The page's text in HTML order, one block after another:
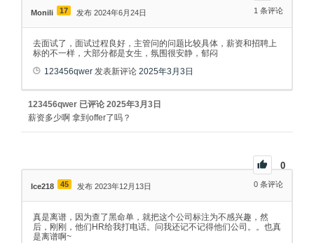
Monili 17 发布 2024年6月24日 1 条评论
去面试了，面试过程良好，主管问的问题比较具体，薪资和招聘上
标的不一样，大部分都是女生，氛围很安静，郁闷
123456qwer 发表新评论 2025年3月3日
123456qwer 已评论 2025年3月3日
薪资多少啊 拿到offer了吗？
0
Ice218 45 发布 2023年12月13日 0 条评论
真是离谱，因为查了黑命单，就把这个公司标注为不感兴趣，然
后，刚刚，他们HR给我打电话。问我还记不记得他们公司。。也真
是离谱啊~